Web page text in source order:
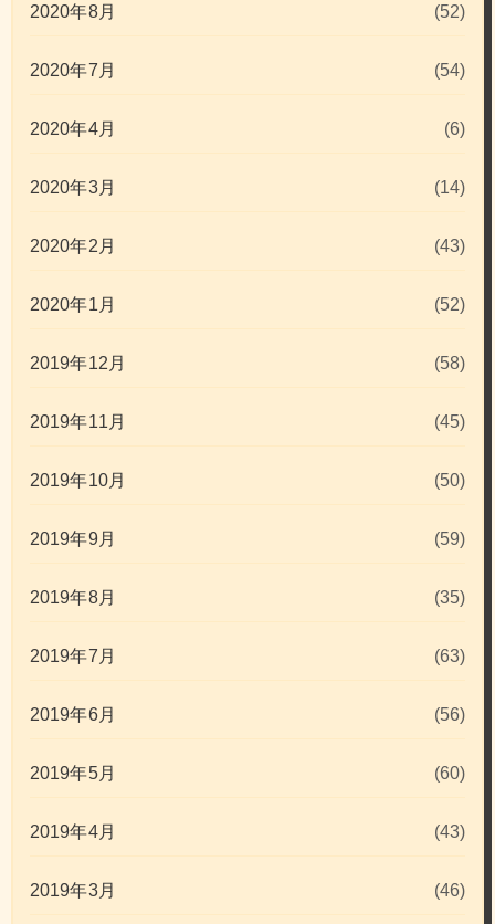
2020年8月 (52)
2020年7月 (54)
2020年4月 (6)
2020年3月 (14)
2020年2月 (43)
2020年1月 (52)
2019年12月 (58)
2019年11月 (45)
2019年10月 (50)
2019年9月 (59)
2019年8月 (35)
2019年7月 (63)
2019年6月 (56)
2019年5月 (60)
2019年4月 (43)
2019年3月 (46)